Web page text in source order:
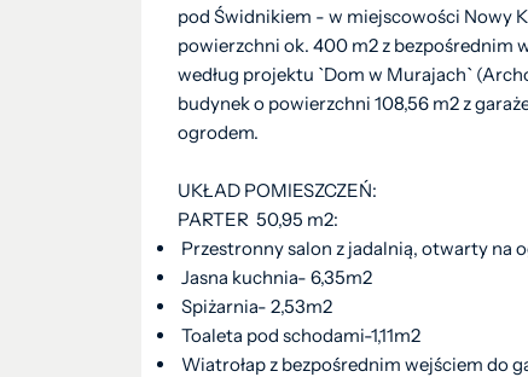
pod Świdnikiem - w miejscowości Nowy
powierzchni ok. 400 m2 z bezpośrednim
według projektu `Dom w Murajach`
budynek o powierzchni 108,56 m2 z
ogrodem.
UKŁAD POMIESZCZEŃ:
PARTER 50,95 m2:
Przestronny salon z jadalnią, otwarty na
Jasna kuchnia- 6,35m2
Spiżarnia- 2,53m2
Toaleta pod schodami-1,11m2
Wiatrołap z bezpośrednim wejściem do